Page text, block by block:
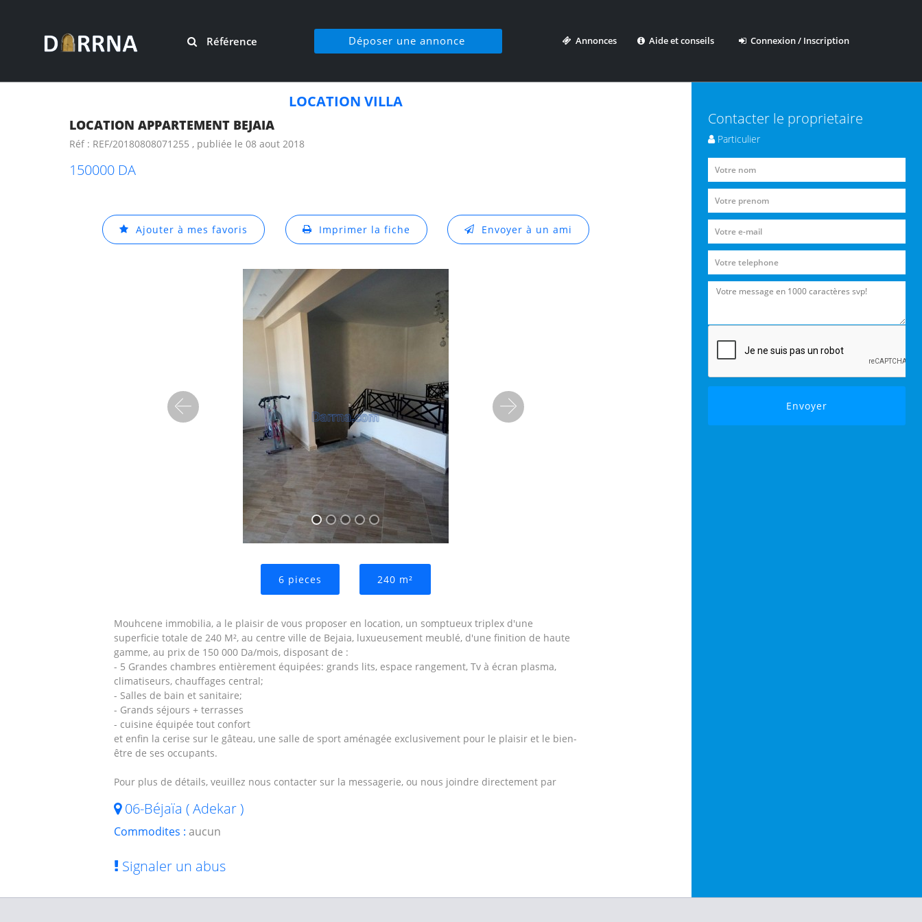
Référence Déposer une annonce Annonces Aide et conseils Connexion / Inscription
LOCATION VILLA
LOCATION APPARTEMENT BEJAIA
Réf : REF/20180808071255 , publiée le 08 aout 2018
150000 DA
Ajouter à mes favoris Imprimer la fiche Envoyer à un ami
Precedent Suivant
6 pieces 240 m²
Mouhcene immobilia, a le plaisir de vous proposer en location, un somptueux triplex d'une
superficie totale de 240 M², au centre ville de Bejaia, luxueusement meublé, d'une finition de haute
gamme, au prix de 150 000 Da/mois, disposant de :
- 5 Grandes chambres entièrement équipées: grands lits, espace rangement, Tv à écran plasma,
climatiseurs, chauffages central;
- Salles de bain et sanitaire;
- Grands séjours + terrasses
- cuisine équipée tout confort
et enfin la cerise sur le gâteau, une salle de sport aménagée exclusivement pour le plaisir et le bien-
être de ses occupants.
Pour plus de détails, veuillez nous contacter sur la messagerie, ou nous joindre directement par
06-Béjaïa ( Adekar )
Commodites :aucun
Signaler un abus
Contacter le proprietaire
Particulier
Envoyer